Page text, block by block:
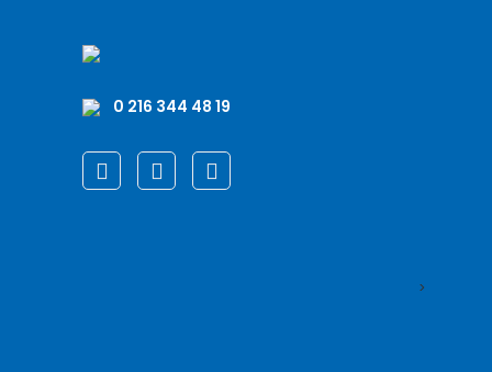
0 216 344 48 19
>